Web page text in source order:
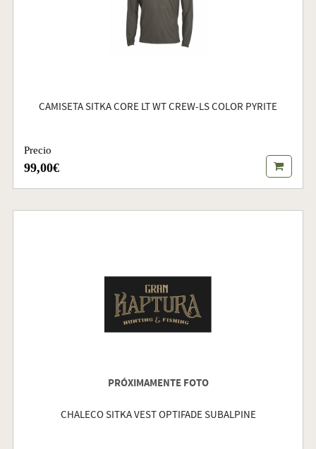
CAMISETA SITKA CORE LT WT CREW-LS COLOR PYRITE
Precio
99,00€
PRÓXIMAMENTE FOTO
CHALECO SITKA VEST OPTIFADE SUBALPINE